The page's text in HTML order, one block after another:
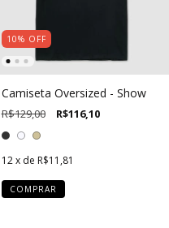
10% OFF
Camiseta Oversized - Show
R$129,00 R$116,10
12 x de R$11,81
COMPRAR